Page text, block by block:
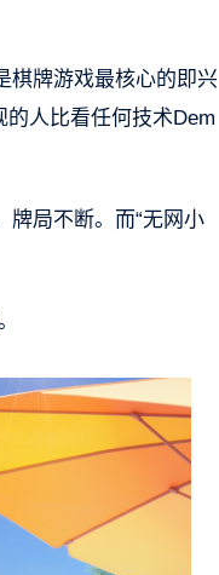
棋牌游戏最核心的即兴
人比看任何技术Dem
牌局不断。而“无网小